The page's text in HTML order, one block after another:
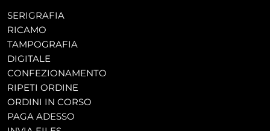
SERIGRAFIA
RICAMO
TAMPOGRAFIA
DIGITALE
CONFEZIONAMENTO
RIPETI ORDINE
ORDINI IN CORSO
PAGA ADESSO